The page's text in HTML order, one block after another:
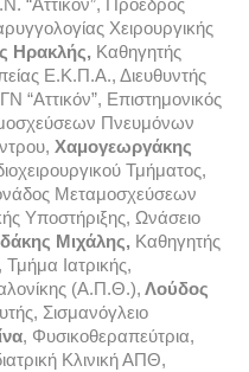
“Αττικόν”, Πρόεδρος
Χειρουργικής
Ηρακλής, Καθηγητής
Ε.Κ.Π.Α., Διευθυντής
“Αττικόν”, Επιστημονικός
Πνευμόνων
Χαμογεωργάκης
Τμήματος,
Μεταμοσχεύσεων
Υποστήριξης, Ωνάσειο
Μιχάλης, Καθηγητής
Τμήμα Ιατρικής,
(Α.Π.Θ.), Λούδος
Σισμανόγλειο
, Φυσικοθεραπεύτρια,
Κλινική ΑΠΘ,